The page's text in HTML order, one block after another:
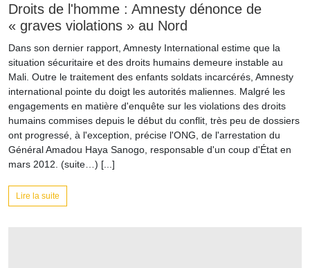
Droits de l'homme : Amnesty dénonce de
« graves violations » au Nord
Dans son dernier rapport, Amnesty International estime que la
situation sécuritaire et des droits humains demeure instable au
Mali. Outre le traitement des enfants soldats incarcérés, Amnesty
international pointe du doigt les autorités maliennes. Malgré les
engagements en matière d'enquête sur les violations des droits
humains commises depuis le début du conflit, très peu de dossiers
ont progressé, à l'exception, précise l'ONG, de l'arrestation du
Général Amadou Haya Sanogo, responsable d'un coup d'État en
mars 2012. (suite…) [...]
Lire la suite